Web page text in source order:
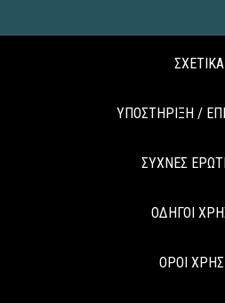
ΣΧΕΤΙΚΑ
ΥΠΟΣΤΗΡΙΞΗ /
ΣΥΧΝΕΣ
ΟΔΗΓΟΙ
ΟΡΟΙ